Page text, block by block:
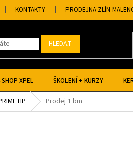
KONTAKTY PRODEJNA ZLÍN-
HLEDAT
XPEL ŠKOLENÍ + KURZY
HP Prodej 1 bm